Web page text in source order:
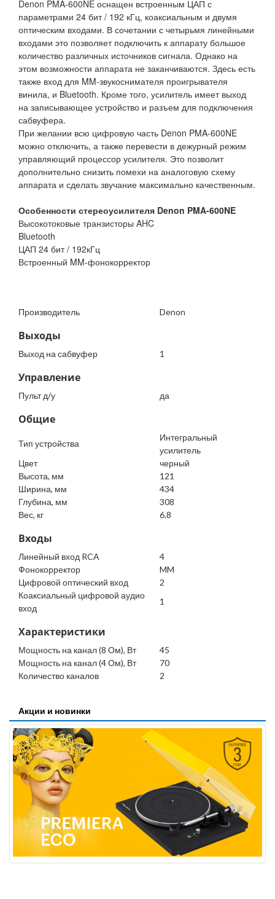
Denon PMA-600NE оснащен встроенным ЦАП с
параметрами 24 бит / 192 кГц, коаксиальным и двумя
оптическим входами. В сочетании с четырьмя линейными
входами это позволяет подключить к аппарату большое
количество различных источников сигнала. Однако на
этом возможности аппарата не заканчиваются. Здесь есть
также вход для MM-звукоснимателя проигрывателя
винила, и Bluetooth. Кроме того, усилитель имеет выход
на записывающее устройство и разъем для подключения
сабвуфера.
При желании всю цифровую часть Denon PMA-600NE
можно отключить, а также перевести в дежурный режим
управляющий процессор усилителя. Это позволит
дополнительно снизить помехи на аналоговую схему
аппарата и сделать звучание максимально качественным.
Особенности стереоусилителя Denon PMA-600NE
Высокотоковые транзисторы AHC
Bluetooth
ЦАП 24 бит / 192кГц
Встроенный MM-фонокорректор
Производитель Denon
Выходы
Выход на сабвуфер 1
Управление
Пульт д/у да
Общие
Тип устройства
Интегральный
усилитель
Цвет
черный
Высота, мм
121
Ширина, мм
434
Глубина, мм
308
Вес, кг
6.8
Входы
Линейный вход RCA
4
Фонокорректор
MM
Цифровой оптический вход
2
Коаксиальный цифровой аудио
вход
1
Характеристики
Мощность на канал (8 Ом), Вт
45
Мощность на канал (4 Ом), Вт
70
Количество каналов
2
Акции и новинки